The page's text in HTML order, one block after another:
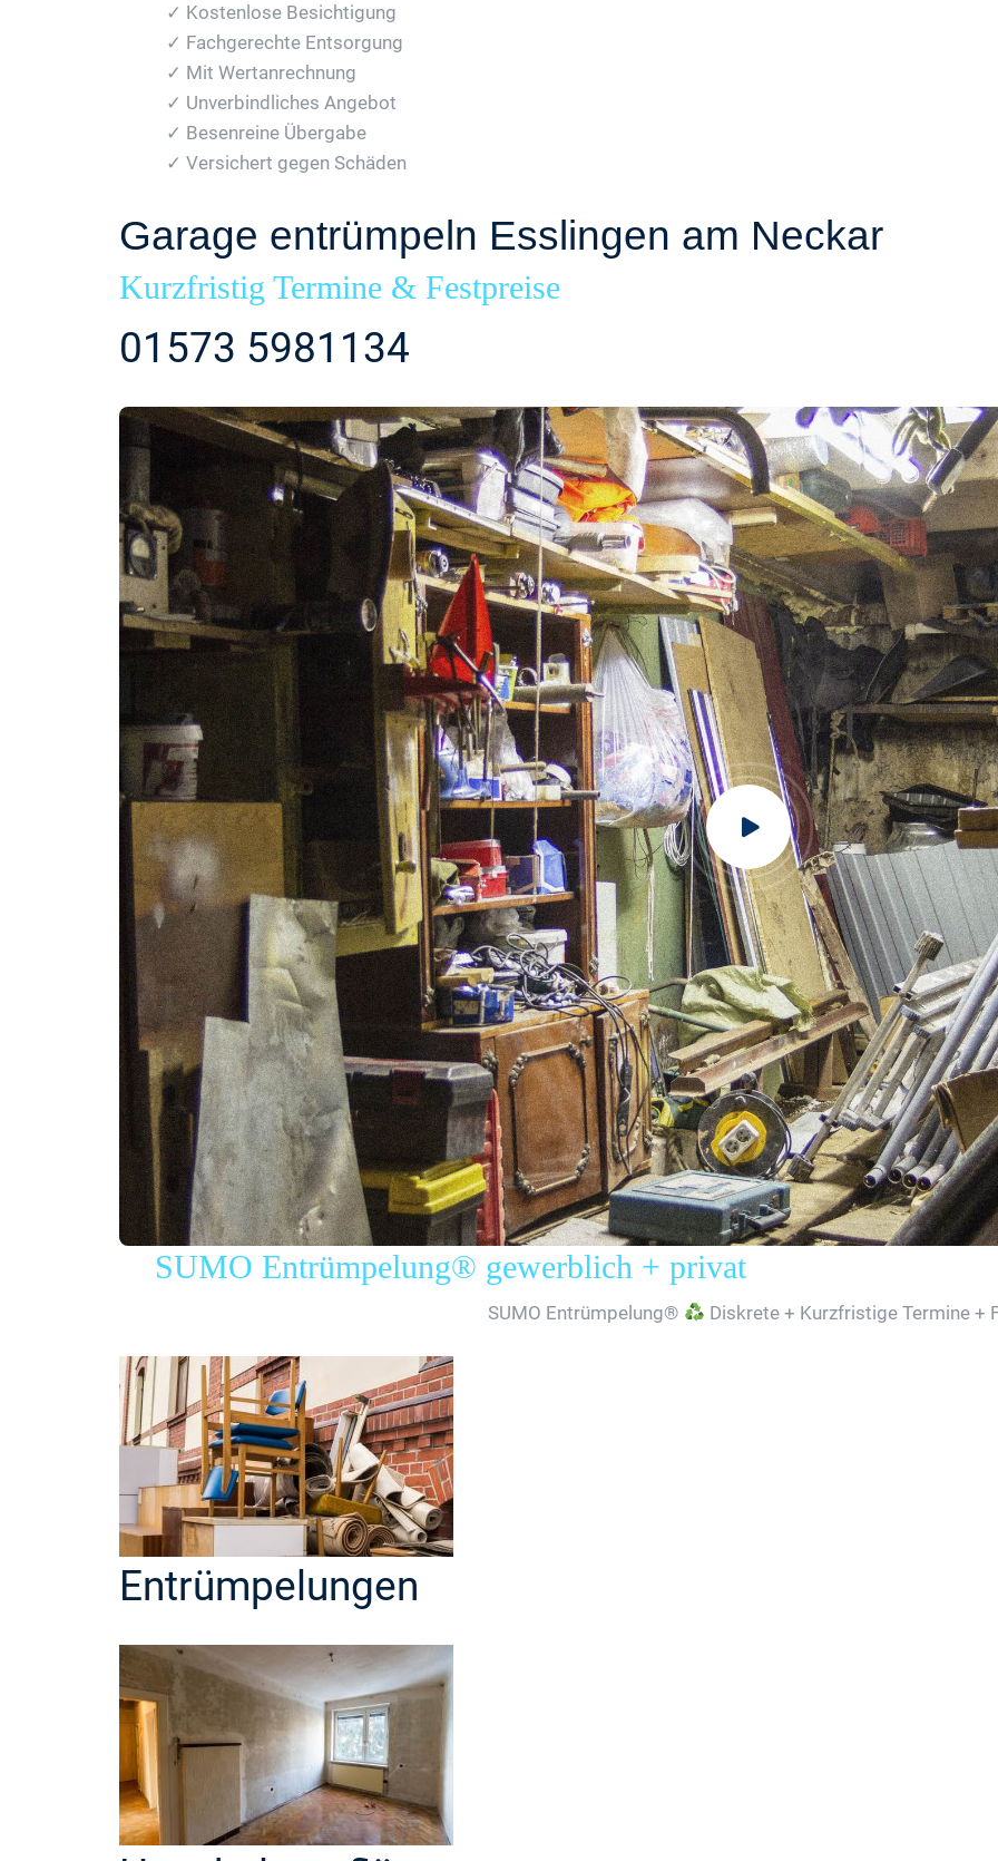
✓ Kostenlose Besichtigung
✓ Fachgerechte Entsorgung
✓ Mit Wertanrechnung
✓ Unverbindliches Angebot
✓ Besenreine Übergabe
✓ Versichert gegen Schäden
Garage entrümpeln Esslingen am Neckar
Kurzfristig Termine & Festpreise
01573 5981134
SUMO Entrümpelung® gewerblich + privat
SUMO Entrümpelung® Diskrete + Kurzfristige Termine +
Entrümpelungen